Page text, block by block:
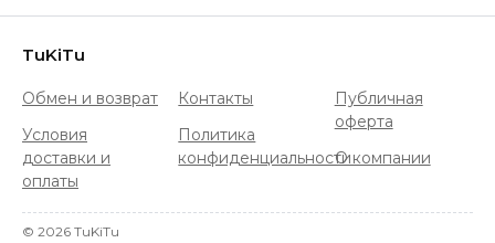
TuKiTu
Обмен и возврат
Условия
доставки и
оплаты
Контакты
Политика
конфиденциальности
Публичная
оферта
О компании
© 2026 TuKiTu